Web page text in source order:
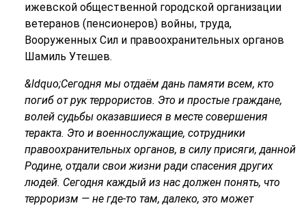
ижевской общественной городской организации
ветеранов (пенсионеров) войны, труда,
Вооруженных Сил и правоохранительных органов
Шамиль Утешев.
&ldquo;Сегодня мы отдаём дань памяти всем, кто
погиб от рук террористов. Это и простые граждане,
волей судьбы оказавшиеся в месте совершения
теракта. Это и военнослужащие, сотрудники
правоохранительных органов, в силу присяги, данной
Родине, отдали свои жизни ради спасения других
людей. Сегодня каждый из нас должен понять, что
терроризм — не где-то там, далеко, это может